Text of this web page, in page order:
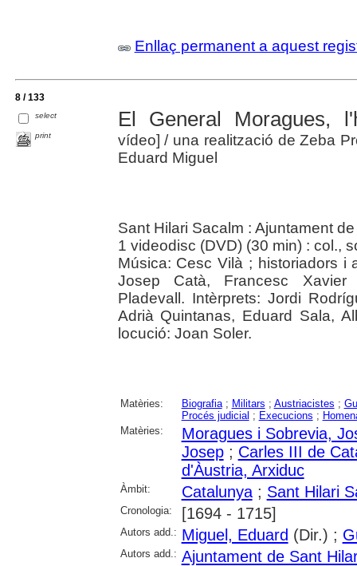
Enllaç permanent a aquest
8 / 133
select
print
El General Moragues,
vídeo]/ una realització de Zeba
Eduard Miguel
Sant Hilari Sacalm : Ajuntament
1 videodisc (DVD) (30 min) : col.,
Música: Cesc Vilà ; historiadors i
Josep Catà, Francesc Xavier
Pladevall. Intèrprets: Jordi
Adrià Quintanas, Eduard Sala,
locució: Joan Soler.
Matèries: Biografia; Militars ; Austriacistes ;
Procés judicial ; Execucions ;
Matèries:
Moragues i Sobrevia,
Josep; Carles III de
d'Àustria, Arxiduc
Àmbit: Catalunya; Sant Hilari
Cronologia: [1694 - 1715]
Autors add.: Miguel, Eduard (Dir.) ;
Autors add.: Ajuntament de Sant